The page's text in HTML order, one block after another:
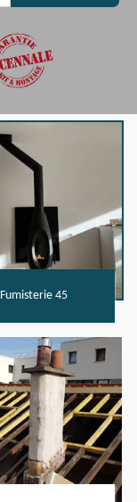
Fumisterie 45